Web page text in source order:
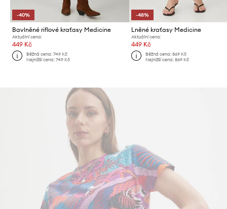
-40%
Bavlněné riflové kraťasy Medicine
Aktuální cena:
449 Kč
Běžná cena:749 Kč
Nejnižší cena:749 Kč
-48%
Lněné kraťasy Medicine
Aktuální cena:
449 Kč
Běžná cena: 869 Kč
Nejnižší cena: 869 Kč